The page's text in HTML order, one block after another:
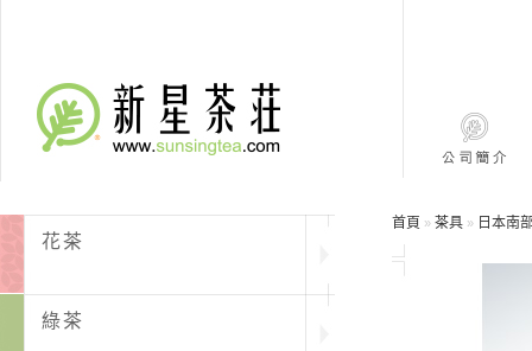
花茶
綠茶
首頁 » 茶具 » 日本南